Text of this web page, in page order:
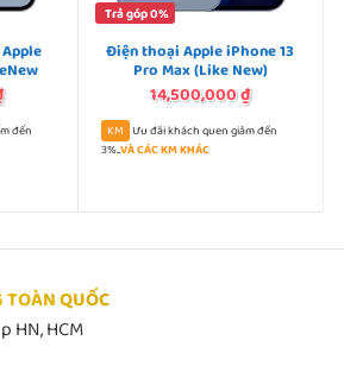
đến
Trả góp 0%
Điện thoại Apple iPhone 13
Pro Max (Like New)
14,500,000₫
Ưu đãi khách quen giảm đến
3%...VÀ CÁC KM KHÁC
QUỐC
HN, HCM